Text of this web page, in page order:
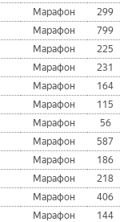
Марафон
299
Марафон
799
Марафон
225
Марафон
231
Марафон
164
Марафон
115
Марафон
56
Марафон
587
Марафон
186
Марафон
218
Марафон
406
Марафон
144